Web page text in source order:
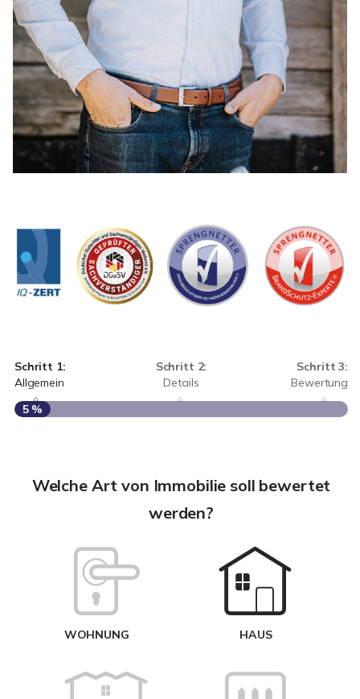
Schritt 1:
Allgemein
Schritt 2:
Details
Schritt 3:
Bewertung
5 %
Welche Art von Immobilie soll bewertet
werden?
WOHNUNG HAUS